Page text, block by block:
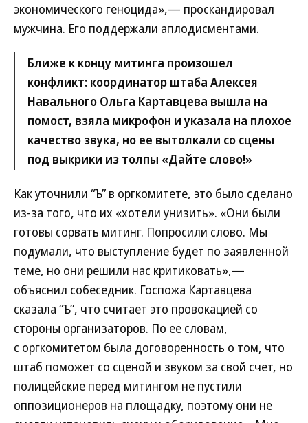
экономического геноцида»,— проскандировал
мужчина. Его поддержали аплодисментами.
Ближе к концу митинга произошел
конфликт: координатор штаба Алексея
Навального Ольга Картавцева вышла на
помост, взяла микрофон и указала на плохое
качество звука, но ее вытолкали со сцены
под выкрики из толпы «Дайте слово!»
Как уточнили “Ъ” в оргкомитете, это было сделано
из-за того, что их «хотели унизить». «Они были
готовы сорвать митинг. Попросили слово. Мы
подумали, что выступление будет по заявленной
теме, но они решили нас критиковать»,—
объяснил собеседник. Госпожа Картавцева
сказала “Ъ”, что считает это провокацией со
стороны организаторов. По ее словам,
с оргкомитетом была договоренность о том, что
штаб поможет со сценой и звуком за свой счет, но
полицейские перед митингом не пустили
оппозиционеров на площадку, поэтому они не